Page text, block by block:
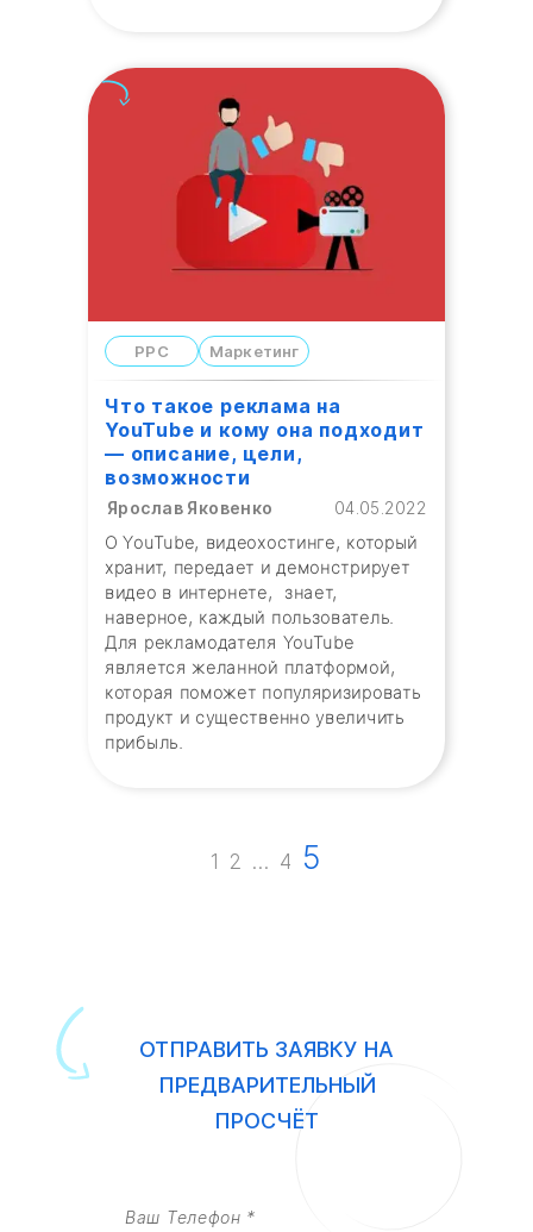
PPC Маркетинг
Что такое реклама на
YouTube и кому она подходит
— описание, цели,
возможности
Ярослав Яковенко
04.05.2022
О YouTube, видеохостинге, который
хранит, передает и демонстрирует
видео в интернете, знает,
наверное, каждый пользователь.
Для рекламодателя YouTube
является желанной платформой,
которая поможет популяризировать
продукт и существенно увеличить
прибыль.
1 2 … 4 5
ОТПРАВИТЬ ЗАЯВКУ НА
ПРЕДВАРИТЕЛЬНЫЙ
ПРОСЧЁТ